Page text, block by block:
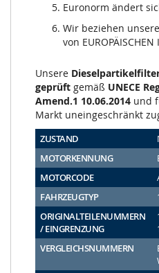
Euronorm ändert
Wir beziehen
von
Unsere
geprüft gemäß UNECE
Amend.1 10.06.2014 und
Markt uneingeschränkt
ZUSTAND
MOTORKENNUNG
MOTORCODE
FAHRZEUGTYP
ORIGINALTEILENUMMERN
/ EINGRENZUNG
VERGLEICHSNUMMERN